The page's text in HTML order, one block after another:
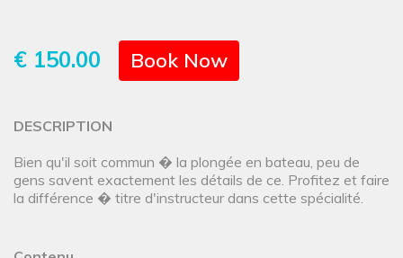
€ 150.00 Book Now
DESCRIPTION
Bien qu'il soit commun � la plongée en bateau, peu de
gens savent exactement les détails de ce. Profitez et faire
la différence � titre d'instructeur dans cette spécialité.